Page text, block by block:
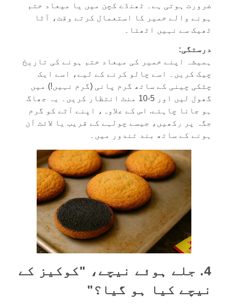
ضرورت ہوتی ہے۔ ٹھنڈے کچن میں یا میعاد ختم
ہونے والے خمیر کا استعمال کرتے وقت، آٹا
ٹھیک سے نہیں اٹھتا۔
درستگی:
ہمیشہ اپنے خمیر کی میعاد ختم ہونے کی تاریخ
چیک کریں۔ اسے چالو کرنے کے لیے، اسے ایک
چٹکی چینی کے ساتھ گرم پانی (گرم نہیں!) میں
گھول لیں اور 5-10 منٹ انتظار کریں۔ یہ جھاگ
ہو جانا چاہئے. اس کے علاوہ، اپنے آٹے کو گرم
جگہ پر رکھیں، جیسے چولہے کے قریب یا لائٹ آن
ہونے کے ساتھ بند تندور میں۔
4. جلے ہوئے نیچے، "کوکیز کے
نیچے کیا ہو گیا؟"